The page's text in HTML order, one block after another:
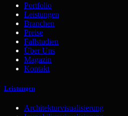
Portfolio
Leistungen
Branchen
Preise
Fallstudien
Über Uns
Magazin
Kontakt
Leistungen
Architekturvisualisierung